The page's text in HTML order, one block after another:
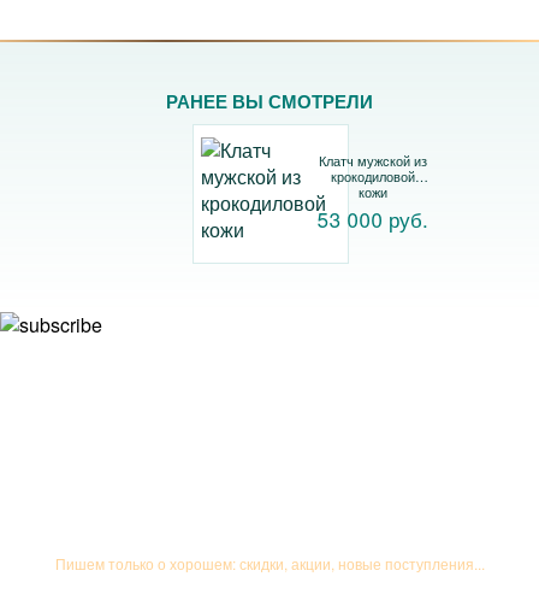
РАНЕЕ ВЫ СМОТРЕЛИ
Клатч мужской из
крокодиловой
кожи
53 000 руб.
Пишем только о хорошем: скидки, акции, новые поступления...